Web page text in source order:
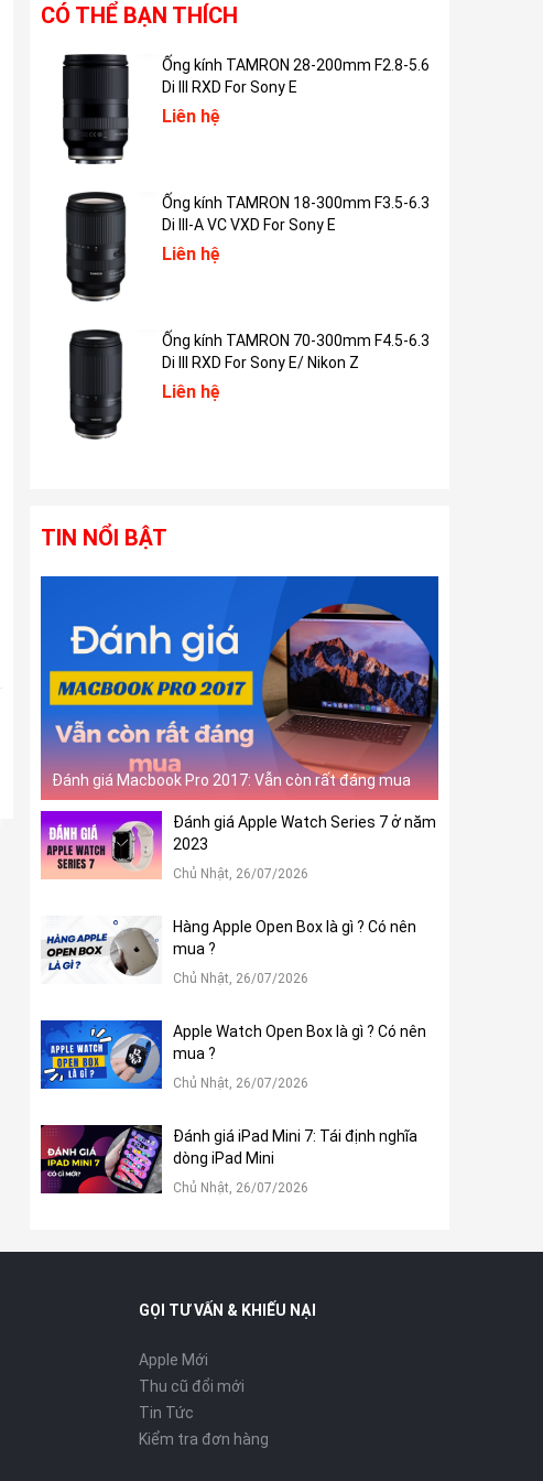
CÓ THỂ BẠN THÍCH
Ống kính TAMRON 28-200mm F2.8-5.6
Di III RXD For Sony E
Liên hệ
Ống kính TAMRON 18-300mm F3.5-6.3
Di III-A VC VXD For Sony E
Liên hệ
Ống kính TAMRON 70-300mm F4.5-6.3
Di III RXD For Sony E/ Nikon Z
Liên hệ
TIN NỔI BẬT
Đánh giá Macbook Pro 2017: Vẫn còn rất đáng mua
Đánh giá Apple Watch Series 7 ở năm
2023
Chủ Nhật, 26/07/2026
Hàng Apple Open Box là gì ? Có nên
mua ?
Chủ Nhật, 26/07/2026
Apple Watch Open Box là gì ? Có nên
mua ?
Chủ Nhật, 26/07/2026
Đánh giá iPad Mini 7: Tái định nghĩa
dòng iPad Mini
Chủ Nhật, 26/07/2026
GỌI TƯ VẤN & KHIẾU NẠI
Apple Mới
Thu cũ đổi mới
Tin Tức
Kiểm tra đơn hàng